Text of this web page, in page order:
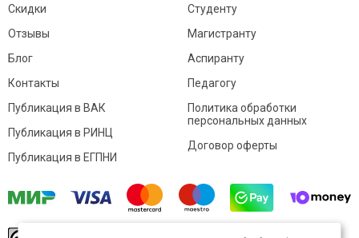
Скидки
Отзывы
Блог
Контакты
Студенту
Магистранту
Аспиранту
Педагогу
Публикация в ВАК
Публикация в РИНЦ
Публикация в ЕГПНИ
Политика обработки
персональных данных
Договор оферты